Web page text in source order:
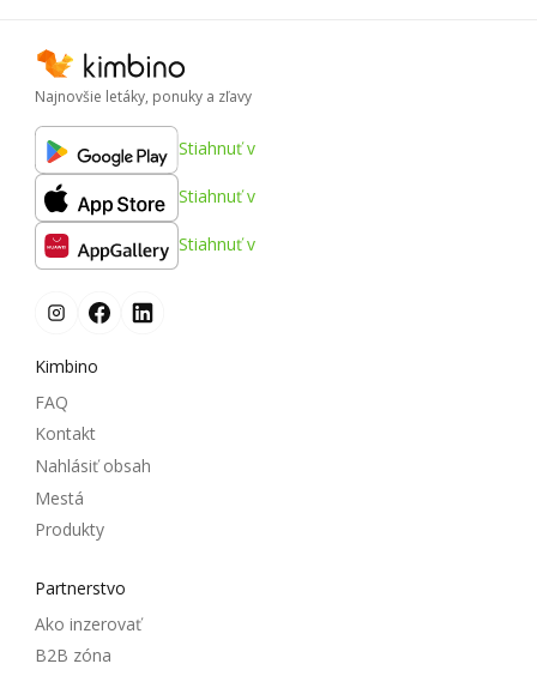
Najnovšie letáky, ponuky a zľavy
Stiahnuť v
Stiahnuť v
Stiahnuť v
Kimbino
FAQ
Kontakt
Nahlásiť obsah
Mestá
Produkty
Partnerstvo
Ako inzerovať
B2B zóna